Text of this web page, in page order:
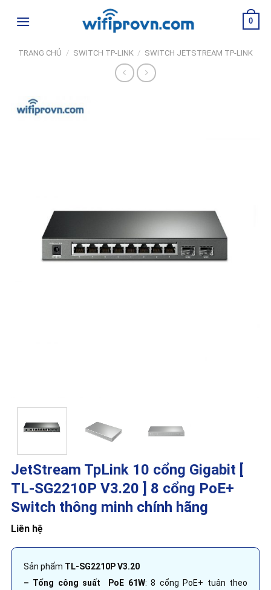
0
TRANG CHỦ / SWITCH TP-LINK / SWITCH JETSTREAM TP-LINK
JetStream TpLink 10 cổng Gigabit [
TL-SG2210P V3.20 ] 8 cổng PoE+
Switch thông minh chính hãng
Liên hệ
Sản phẩm TL-SG2210P V3.20
– Tổng công suất PoE 61W: 8 cổng PoE+ tuân theo